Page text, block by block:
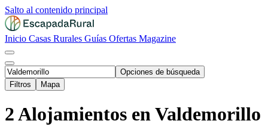
Salto al contenido principal
Inicio Casas Rurales Guías Ofertas Magazine
Opciones de búsqueda
Filtros
Mapa
2 Alojamientos en Valdemorillo